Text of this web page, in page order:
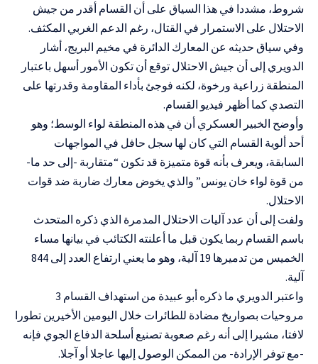
شروط، مشددا في هذا السياق على أن القسام أقدر من جيش
الاحتلال على الاستمرار في القتال، رغم الدعم الغربي المكثف.
وفي سياق حديثه عن المعارك الدائرة في مخيم البريج، أشار
الدويري إلى أن جيش الاحتلال توقع أن تكون الأمور أسهل باعتبار
المنطقة زراعية ورخوة، لكنه فوجئ بأداء المقاومة وقدرتها على
التصدي كما أظهر فيديو القسام.
وأوضح الخبير العسكري أن في هذه المنطقة لواء الوسط؛ وهو
أحد ألوية القسام التي كان لها سجل حافل في المواجهات
السابقة، ويعرف بأنه قوة متميزة قد تكون “متقاربة -إلى حد ما-
من قوة لواء خان يونس” والذي يخوض معارك ضاربة ضد قوات
الاحتلال.
ولفت إلى أن عدد آليات الاحتلال المدمرة الذي ذكره المتحدث
باسم القسام ربما يكون قبل ما أعلنته الكتائب في بيانها مساء
الخميس من تدميرها 19 آلية، وهو ما يعني ارتفاع العدد إلى 844
آلية.
واعتبر الدويري ما ذكره أبو عبيدة من استهداف القسام 3
مروحيات بصواريخ مضادة للطائرات خلال اليومين الأخيرين تطورا
لافتا، مشيرا إلى أنه رغم صعوبة تصنيع أسلحة الدفاع الجوي فإنه
-مع توفر الإرادة- من الممكن الوصول إليها عاجلا أو آجلا.